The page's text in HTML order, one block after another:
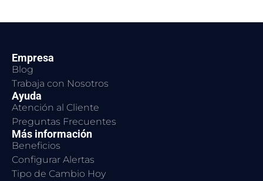
Empresa
Blog
Trabaja con Nosotros
Ayuda
Atención al Cliente
Preguntas Frecuentes
Más información
Beneficios
Configurar Alertas
Tipo de Cambio Hoy